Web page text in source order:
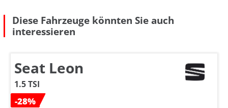
Diese Fahrzeuge könnten Sie auch
interessieren
Seat Leon
1.5 TSI
-28%